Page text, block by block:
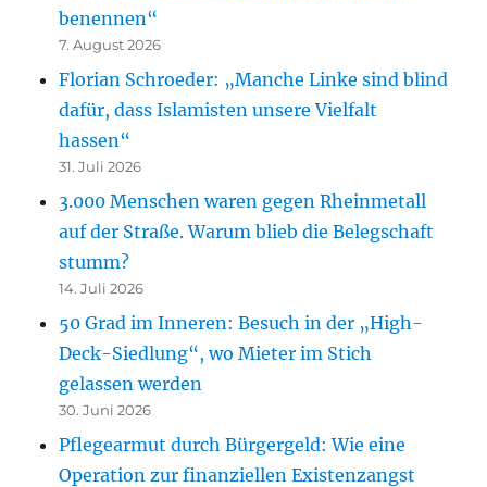
benennen“
7. August 2026
Florian Schroeder: „Manche Linke sind blind
dafür, dass Islamisten unsere Vielfalt
hassen“
31. Juli 2026
3.000 Menschen waren gegen Rheinmetall
auf der Straße. Warum blieb die Belegschaft
stumm?
14. Juli 2026
50 Grad im Inneren: Besuch in der „High-
Deck-Siedlung“, wo Mieter im Stich
gelassen werden
30. Juni 2026
Pflegearmut durch Bürgergeld: Wie eine
Operation zur finanziellen Existenzangst